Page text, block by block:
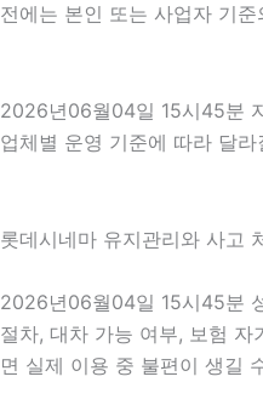
전에는 본인 또는 사업자 기
2026년06월04일 15시45분
업체별 운영 기준에 따라 달
롯데시네마 유지관리와 사고
2026년06월04일 15시45분
절차, 대차 가능 여부, 보험
면 실제 이용 중 불편이 생길